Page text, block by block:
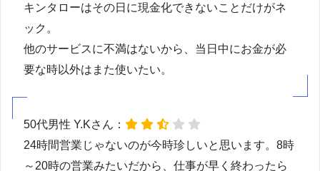
キンタローはその日に現金化できないことだけがネ
ック。
他のサービスに不満はないから、当日中にお金が必
要な時以外はまた使いたい。
50代男性 Y.Kさん：
24時間営業じゃないのが今時珍しいと思います。8時
～20時の営業みたいだから、仕事が早く終わったら